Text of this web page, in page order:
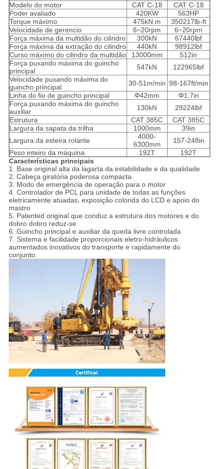
Modelo do motor
CAT C-18
CAT C-18
Poder avaliado
420KW
563HP
Torque máximo
475kN.m
350217lb-ft
Velocidade de gerencio
6~20rpm
6~20rpm
Força máxima da multidão do cilindro
300kN
67440lbf
Força máxima da extração do cilindro
440kN
98912lbf
Curso máximo do cilindro da multidão
13000mm
512in
Força puxando máxima do guincho
principal
547kN
122965lbf
Velocidade puxando máxima do
guincho principal
30-51m/min 98-167ft/min
Linha do fio de guincho principal
Φ42mm
Φ1.7in
Força puxando máxima do guincho
auxiliar
130kN
29224lbf
Estrutura
CAT 385C
CAT 385C
Largura da sapata da trilha
1000mm
39in
Largura da esteira rolante
4000-
6300mm
157-248in
Peso inteiro da máquina
192T
192T
Características principais
1. Base original alta da lagarta da estabilidade e da qualidade
2. Cabeça giratória poderosa compacta
3. Modo de emergência de operação para o motor
4. Controlador de PCL para unidade de todas as funções
eletricamente atuadas, exposição colorida do LCD e apoio do
mastro
5. Patented original que conduz a estrutura dos motores e do
dobro dobro reduz-se
6. Guincho principal e auxiliar da queda livre controlada
7. Sistema e facilidade proporcionais eletro-hidráulicos
aumentados inovativos do transporte e rapidamente do
conjunto.